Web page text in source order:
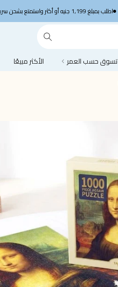
اطلب بمبلغ 1,199 جنيه أو أكثر واستمتع بشحن سريع مجاني — استخدم الكود
تسوق حسب العمر الأكثر مبيعًا